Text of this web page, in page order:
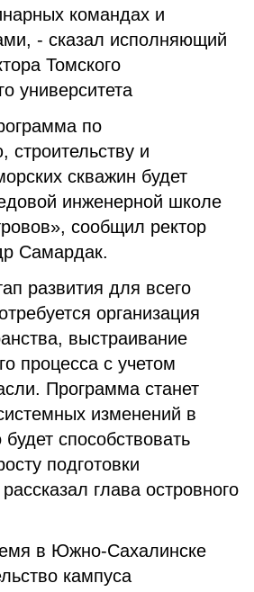
командах и
- сказал исполняющий
Томского
университета
по
строительству и
скважин будет
инженерной школе
сообщил ректор
Самардак.
развития для всего
организация
выстраивание
процесса с учетом
Программа станет
изменений в
способствовать
подготовки
глава островного
в Южно-Сахалинске
кампуса